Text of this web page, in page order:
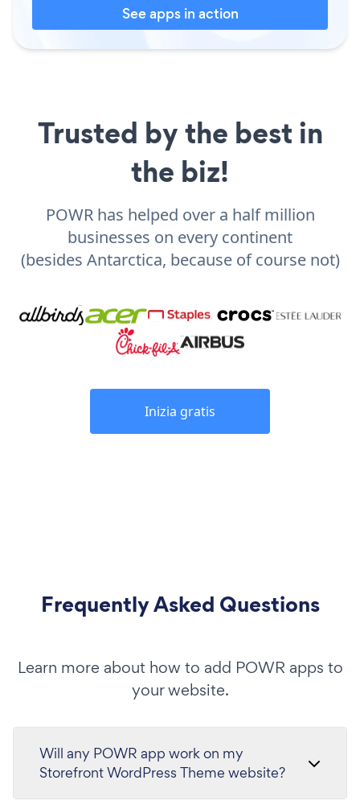
See apps in action
Trusted by the best in
the biz!
POWR has helped over a half million
businesses on every continent
(besides Antarctica, because of course not)
Inizia gratis
Frequently Asked Questions
Learn more about how to add POWR apps to
your website.
Will any POWR app work on my
Storefront WordPress Theme website?